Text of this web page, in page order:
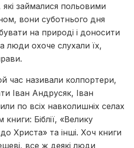
займалися польовими
вони суботнього дня
на природі і доносити
люди охоче слухали їх,
час називали колпортери,
Іван Андрусяк, Іван
по всіх навколишніх селах
Біблії, «Велику
Христа» та інші. Хоч книги
все ж деякі люди